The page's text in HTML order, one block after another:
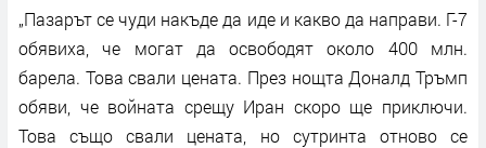
„Пазарът се чуди накъде да иде и какво да направи. Г-7
обявиха, че могат да освободят около 400 млн.
барела. Това свали цената. През нощта Доналд Тръмп
обяви, че войната срещу Иран скоро ще приключи.
Това също свали цената, но сутринта отново се